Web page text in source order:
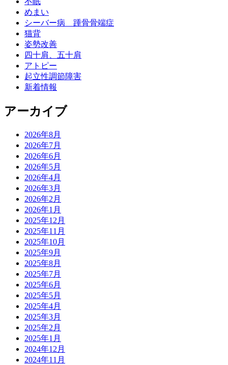
めまい
シーバー病 踵骨骨端症
猫背
姿勢改善
四十肩、五十肩
アトピー
起立性調節障害
新着情報
アーカイブ
2026年8月
2026年7月
2026年6月
2026年5月
2026年4月
2026年3月
2026年2月
2026年1月
2025年12月
2025年11月
2025年10月
2025年9月
2025年8月
2025年7月
2025年6月
2025年5月
2025年4月
2025年3月
2025年2月
2025年1月
2024年12月
2024年11月